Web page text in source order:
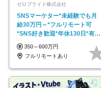
ゼロプライド株式会社
SNSマーケター*未経験でも月
給30万円～*フルリモート可
*SNS好き歓迎*年休130日*有休
取得率100%
350～600万円
フルリモートあり